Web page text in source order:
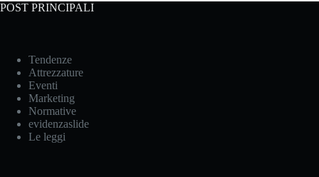
POST PRINCIPALI
Tendenze
Attrezzature
Eventi
Marketing
Normative
evidenzaslide
Le leggi